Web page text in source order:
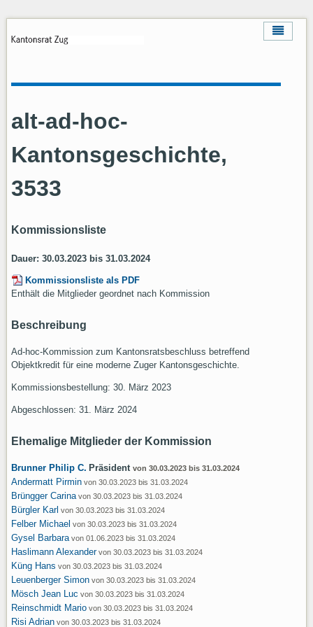
alt-ad-hoc-
Kantonsgeschichte,
3533
Kommissionsliste
Dauer: 30.03.2023 bis 31.03.2024
Kommissionsliste als PDF
Enthält die Mitglieder geordnet nach Kommission
Beschreibung
Ad-hoc-Kommission zum Kantonsratsbeschluss betreffend
Objektkredit für eine moderne Zuger Kantonsgeschichte.
Kommissionsbestellung: 30. März 2023
Abgeschlossen: 31. März 2024
Ehemalige Mitglieder der Kommission
Brunner Philip C. Präsidentvon 30.03.2023 bis 31.03.2024
Andermatt Pirmin von 30.03.2023 bis 31.03.2024
Brüngger Carina von 30.03.2023 bis 31.03.2024
Bürgler Karl von 30.03.2023 bis 31.03.2024
Felber Michael von 30.03.2023 bis 31.03.2024
Gysel Barbara von 01.06.2023 bis 31.03.2024
Haslimann Alexander von 30.03.2023 bis 31.03.2024
Küng Hans von 30.03.2023 bis 31.03.2024
Leuenberger Simon von 30.03.2023 bis 31.03.2024
Mösch Jean Luc von 30.03.2023 bis 31.03.2024
Reinschmidt Mario von 30.03.2023 bis 31.03.2024
Risi Adrian von 30.03.2023 bis 31.03.2024